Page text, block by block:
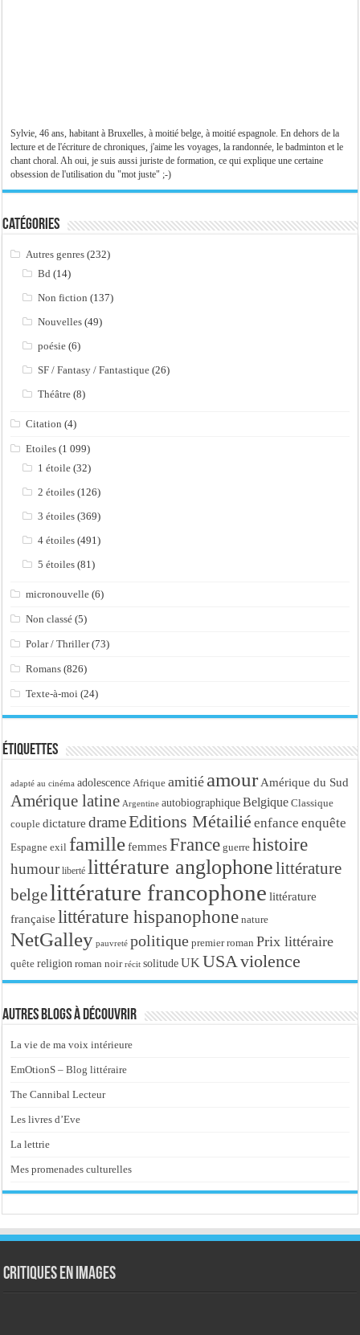
Sylvie, 46 ans, habitant à Bruxelles, à moitié belge, à moitié espagnole. En dehors de la
lecture et de l'écriture de chroniques, j'aime les voyages, la randonnée, le badminton et le
chant choral. Ah oui, je suis aussi juriste de formation, ce qui explique une certaine
obsession de l'utilisation du "mot juste" ;-)
Catégories
Autres genres (232)
Bd (14)
Non fiction (137)
Nouvelles (49)
poésie (6)
SF / Fantasy / Fantastique (26)
Théâtre (8)
Citation (4)
Etoiles (1 099)
1 étoile (32)
2 étoiles (126)
3 étoiles (369)
4 étoiles (491)
5 étoiles (81)
micronouvelle (6)
Non classé (5)
Polar / Thriller(73)
Romans (826)
Texte-à-moi (24)
Étiquettes
adapté au cinéma adolescence Afrique amitié amour Amérique du Sud
Amérique latine Argentine autobiographique Belgique Classique
couple dictature drameEditions Métailié enfance enquête
Espagne exil famille femmes France guerre histoire
humour liberté littérature anglophonelittérature
belgelittérature francophone littérature
française littérature hispanophone nature
NetGalley pauvreté politique premier roman Prix littéraire
quête religion roman noir récit solitude UK USA violence
Autres blogs à découvrir
La vie de ma voix intérieure
EmOtionS – Blog littéraire
The Cannibal Lecteur
Les livres d’Eve
La lettrie
Mes promenades culturelles
Critiques en images